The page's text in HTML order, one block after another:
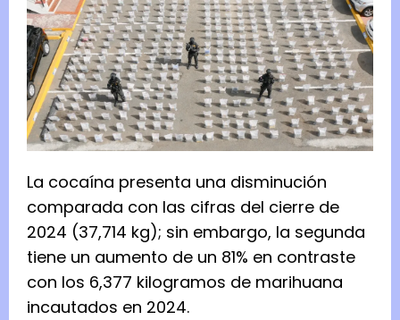
La cocaína presenta una disminución
comparada con las cifras del cierre de
2024 (37,714 kg); sin embargo, la segunda
tiene un aumento de un 81% en contraste
con los 6,377 kilogramos de marihuana
incautados en 2024.